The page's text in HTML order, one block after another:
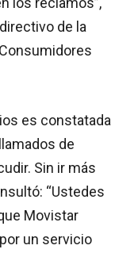
de la
es constatada
de
Sin ir más
“Ustedes
Movistar
un servicio